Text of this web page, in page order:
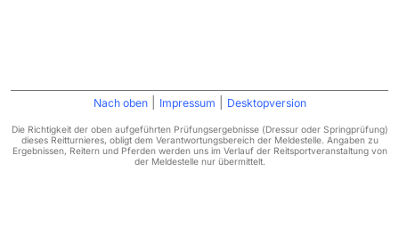
Nach oben Impressum Desktopversion
Die Richtigkeit der oben aufgeführten Prüfungsergebnisse (Dressur oder Springprüfung)
dieses Reitturnieres, obligt dem Verantwortungsbereich der Meldestelle. Angaben zu
Ergebnissen, Reitern und Pferden werden uns im Verlauf der Reitsportveranstaltung von
der Meldestelle nur übermittelt.